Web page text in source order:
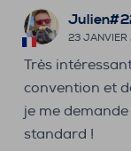
23
Très
convention et
je me
standard !